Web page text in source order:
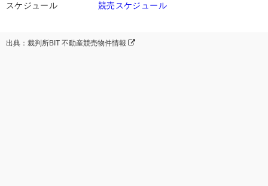
スケジュール 競売スケジュール
出典：裁判所BIT 不動産競売物件情報